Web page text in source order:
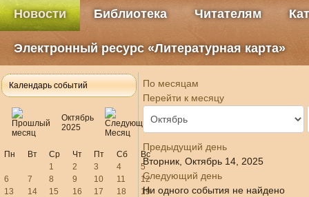
Новости Библиотека Читателям
Электронный ресурс «Литературная карта»
Календарь событий
Октябрь
2025
Пн Вт Ср Чт Пт Сб
Вс
1
2 3 4
5
6
7 8 9 10 11
12
13
14 15 16 17 18
19
По месяцам
Перейти к месяцу
Предыдущий день
Вторник, Октябрь 14, 2025
Следующий день
Ни одного события не найдено